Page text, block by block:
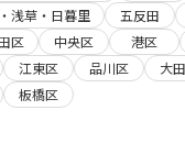
浅草・日暮里 五反田
区 中央区 港区
江東区 品川区 大
板橋区